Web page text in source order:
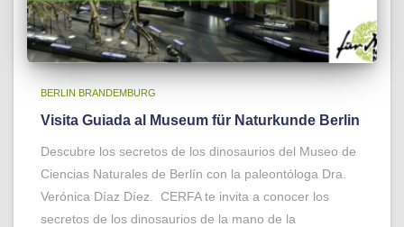
BERLIN BRANDEMBURG
Visita Guiada al Museum für Naturkunde Berlin
Descubre los secretos de los dinosaurios del Museo de
Ciencias Naturales de Berlín con la paleontóloga Dra.
Verónica Díaz Díez. CERFA te invita a conocer los
secretos de los dinosaurios de la mano de la